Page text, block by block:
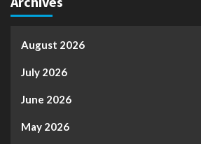
August 2026
July 2026
June 2026
May 2026